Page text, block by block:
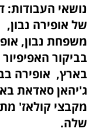
נושאי העבודות:
של אופירה נבון,
משפחת נבון,
בביקור האפיפיור
בארץ, אופירה
מקבצי קולאז'
שלה.